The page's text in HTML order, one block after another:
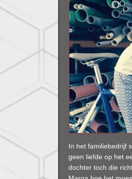
In het familiebedrijf
geen liefde op het
dochter toch die